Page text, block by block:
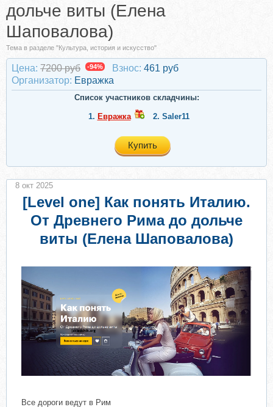
дольче виты (Елена
Шаповалова)
Тема в разделе "Культура, история и искусство"
Цена: 7200 руб -94% Взнос: 461 руб
Организатор: Евражкa
Список участников складчины:
1. Евражкa 2. Saler11
Купить
[Level one] Как понять Италию.
От Древнего Рима до дольче
виты (Елена Шаповалова)
Все дороги ведут в Рим
8 окт 2025